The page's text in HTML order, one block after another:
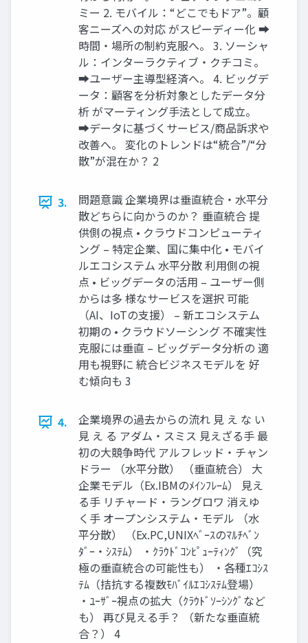
ミー 2. モバイル：“どこでもドア”。顧
客ニーズへの対応 がスピーディー化 ➡
時間・場所の制約克服へ。 3. ソーシャ
ル：インターラクティブ・クチコミ。
➡ユーザー主導型経済へ。 4. ビッグデ
ータ：顧客を分析対象としたデータ分
析 がマーティング手法として成立。
➡データに基づくサービス/商品訴求や
改善へ。 変化のトレンドは“統合”/“分
散”が混在か？ 2
3.
問題意識 企業境界は垂直統合・水平分
散どちらに向かうのか？ 垂直統合 提
供側の視点 • クラウドコンピューティ
ング – 特定企業、国に集中化 • モバイ
ルエコシステム 水平分散 利用側の視
点 • ビッグデータの活用 – ユーザー側
からは多 様なサービスを選択 可能
（AI、IoTの支援） – 新エコシステム
初期の • クラウドソーシング 不確実性
克服には垂直 – ビッグデータ分析の 適
用も視野に 統合ビジネスモデルを 好
む傾向も 3
4.
企業境界の過去からの流れ 見 え な い
見 え る アダム・スミス 見えざる手 最
初の大競争時代 アルフレッド・チャン
ドラー （水平分散） （垂直統合） 大
企業モデル（Ex.IBMのﾒｲﾝﾌﾚｰﾑ） 見え
る手 リチャード・ラングロワ 消えゆ
く手 オープンシステム・モデル （水
平分散） （Ex.PC,UNIXﾍﾞｰｽのﾏﾙﾁﾍﾞﾝ
ﾀﾞｰ・ｼｽﾃﾑ） ・ｸﾗｳﾄﾞｺﾝﾋﾟｭｰﾃｨﾝｸﾞ（究
極の垂直統合の可能性も） ・各種ｴｺｼｽ
ﾃﾑ（拮抗する複数ﾓﾊﾞｲﾙｴｺｼｽﾃﾑ登場）
・ﾕｰｻﾞｰ視点の拡大（ｸﾗｳﾄﾞｿｰｼﾝｸﾞなど
も） 再び見える手？ （新たな垂直統
合？） 4